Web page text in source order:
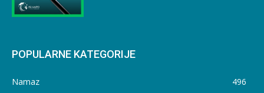
POPULARNE KATEGORIJE
Namaz
496